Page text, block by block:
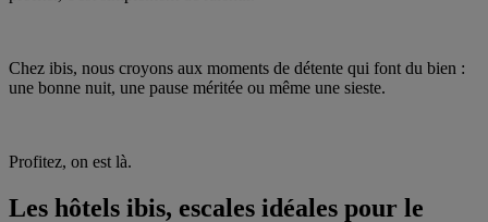
Chez ibis, nous croyons aux moments de détente qui font du bien :
une bonne nuit, une pause méritée ou même une sieste.
Profitez, on est là.
Les hôtels ibis, escales idéales pour le